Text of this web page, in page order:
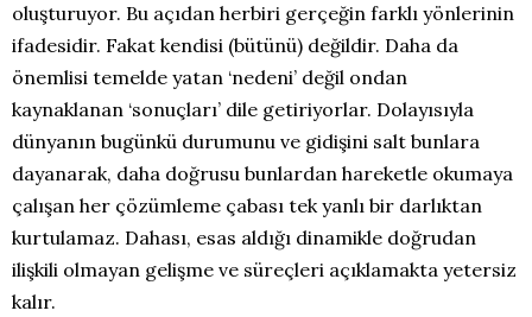
oluşturuyor. Bu açıdan herbiri gerçeğin farklı yönlerinin
ifadesidir. Fakat kendisi (bütünü) değildir. Daha da
önemlisi temelde yatan ‘nedeni’ değil ondan
kaynaklanan ‘sonuçları’ dile getiriyorlar. Dolayısıyla
dünyanın bugünkü durumunu ve gidişini salt bunlara
dayanarak, daha doğrusu bunlardan hareketle okumaya
çalışan her çözümleme çabası tek yanlı bir darlıktan
kurtulamaz. Dahası, esas aldığı dinamikle doğrudan
ilişkili olmayan gelişme ve süreçleri açıklamakta yetersiz
kalır.